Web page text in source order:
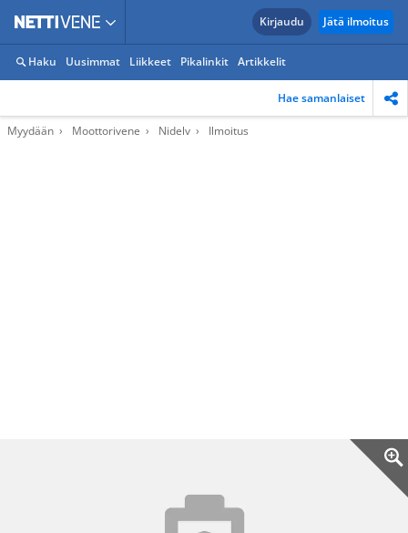
Kirjaudu Jätä ilmoitus
Haku Uusimmat Liikkeet Pikalinkit Artikkelit
Hae samanlaiset
Myydään Moottorivene Nidelv Ilmoitus